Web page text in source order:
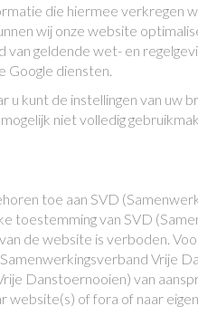
die hiermee verkregen
wij onze website
geldende wet- en
Google diensten.
kunt de instellingen van uw
niet volledig
toe aan SVD
toestemming van SVD
de website is verboden.
Vrije
Danstoernooien) van
of fora of naar